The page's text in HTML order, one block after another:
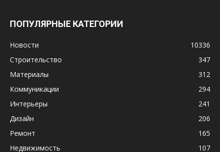
ПОПУЛЯРНЫЕ КАТЕГОРИИ
Новости
10336
Строительство
347
Материалы
312
Коммуникации
294
Интерьеры
241
Дизайн
206
Ремонт
165
Недвижимость
107